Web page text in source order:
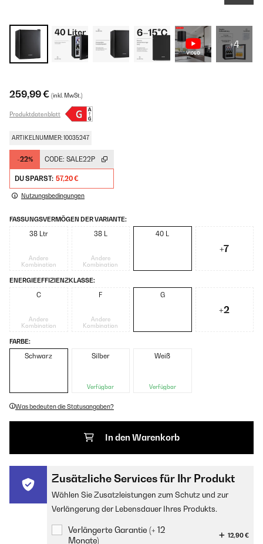
+4
259,99 € (inkl. MwSt.)
Produktdatenblatt
ARTIKELNUMMER: 10035247
-22% CODE: SALE22P
DU SPARST: 57,20 €
Nutzungsbedingungen
FASSUNGSVERMÖGEN DER VARIANTE:
38 Ltr
Andere
Kombination
38 L
Andere
Kombination
40 L
+7
ENERGIEEFFIZIENZKLASSE:
C
Andere
Kombination
F
Andere
Kombination
G
+2
FARBE:
Schwarz Silber
Verfügbar
Weiß
Verfügbar
Was bedeuten die Statusangaben?
In den Warenkorb
Zusätzliche Services für Ihr Produkt
Wählen Sie Zusatzleistungen zum Schutz und zur
Verlängerung der Lebensdauer Ihres Produkts.
Verlängerte Garantie (+ 12
Monate)
12,90 €